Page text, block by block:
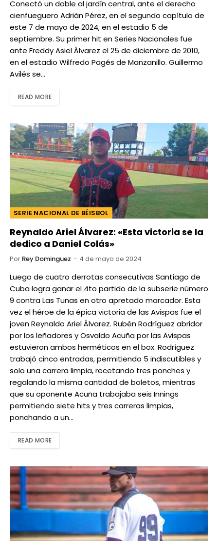
Conectó un doble al jardín central, ante el derecho
cienfueguero Adrián Pérez, en el segundo capítulo de
este 7 de mayo de 2024, en el estadio 5 de
septiembre. Su primer hit en Series Nacionales fue
ante Freddy Asiel Álvarez el 25 de diciembre de 2010,
en el estadio Wilfredo Pagés de Manzanillo. Guillermo
Avilés se…
READ MORE
SERIE NACIONAL DE BÉISBOL
Reynaldo Ariel Álvarez: «Esta victoria se la
dedico a Daniel Colás»
Por Rey Dominguez 4 de mayo de 2024
Luego de cuatro derrotas consecutivas Santiago de
Cuba logra ganar el 4to partido de la subserie número
9 contra Las Tunas en otro apretado marcador. Esta
vez el héroe de la épica victoria de las Avispas fue el
joven Reynaldo Ariel Álvarez. Rubén Rodríguez abridor
por los leñadores y Osvaldo Acuña por las Avispas
estuvieron ambos herméticos en el box. Rodríguez
trabajó cinco entradas, permitiendo 5 indiscutibles y
solo una carrera limpia, recetando tres ponches y
regalando la misma cantidad de boletos, mientras
que su oponente Acuña trabajaba seis Innings
permitiendo siete hits y tres carreras limpias,
ponchando a un…
READ MORE